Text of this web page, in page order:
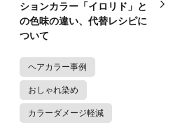
ションカラー「イロリド」と
の色味の違い、代替レシピに
ついて
ヘアカラー事例
おしゃれ染め
カラーダメージ軽減